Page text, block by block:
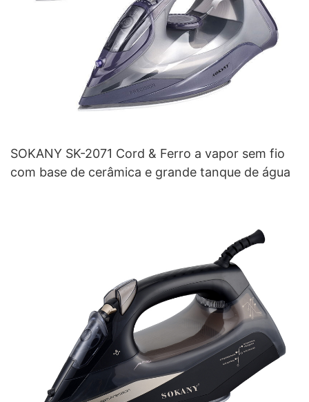
SOKANY SK-2071 Cord & Ferro a vapor sem fio
com base de cerâmica e grande tanque de água